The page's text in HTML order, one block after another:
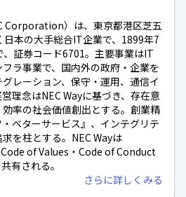
Corporation）は、東京都港区芝五
本の大手総合IT企業で、1899年7
証券コード6701。主要事業はIT
ラ事業で、国内外の政府・企業を
レーション、保守・運用、通信イ
理念はNEC Wayに基づき、存在意
率の社会価値創出とする。創業精
ベターサービス』、インテグリテ
を柱とする。NEC Wayは
of Values・Code of Conduct
有される。
さらに詳しくみる